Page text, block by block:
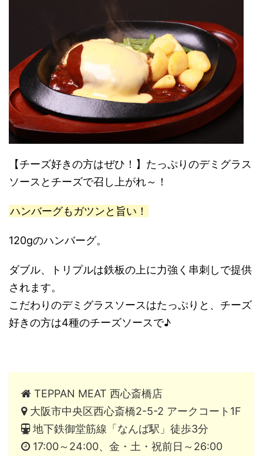
【チーズ好きの方はぜひ！】たっぷりのデミグラス
ソースとチーズで召し上がれ～！
ハンバーグもガツンと旨い！
120gのハンバーグ。
ダブル、トリプルは鉄板の上に力強く串刺しで提供
されます。
こだわりのデミグラスソースはたっぷりと、チーズ
好きの方は4種のチーズソースで♪
TEPPAN MEAT 西心斎橋店
大阪市中央区西心斎橋2-5-2 アークコート1F
地下鉄御堂筋線「なんば駅」徒歩3分
17:00～24:00、金・土・祝前日～26:00